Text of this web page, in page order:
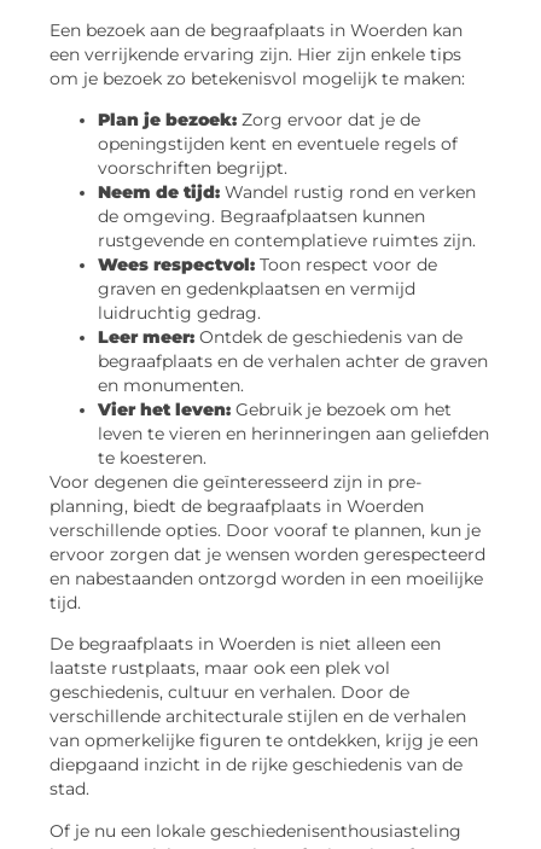
Een bezoek aan de begraafplaats in Woerden kan
een verrijkende ervaring zijn. Hier zijn enkele tips
om je bezoek zo betekenisvol mogelijk te maken:
Plan je bezoek: Zorg ervoor dat je de
openingstijden kent en eventuele regels of
voorschriften begrijpt.
Neem de tijd: Wandel rustig rond en verken
de omgeving. Begraafplaatsen kunnen
rustgevende en contemplatieve ruimtes zijn.
Wees respectvol: Toon respect voor de
graven en gedenkplaatsen en vermijd
luidruchtig gedrag.
Leer meer: Ontdek de geschiedenis van de
begraafplaats en de verhalen achter de graven
en monumenten.
Vier het leven: Gebruik je bezoek om het
leven te vieren en herinneringen aan geliefden
te koesteren.
Voor degenen die geïnteresseerd zijn in pre-
planning, biedt de begraafplaats in Woerden
verschillende opties. Door vooraf te plannen, kun je
ervoor zorgen dat je wensen worden gerespecteerd
en nabestaanden ontzorgd worden in een moeilijke
tijd.
De begraafplaats in Woerden is niet alleen een
laatste rustplaats, maar ook een plek vol
geschiedenis, cultuur en verhalen. Door de
verschillende architecturale stijlen en de verhalen
van opmerkelijke figuren te ontdekken, krijg je een
diepgaand inzicht in de rijke geschiedenis van de
stad.
Of je nu een lokale geschiedenisenthousiasteling